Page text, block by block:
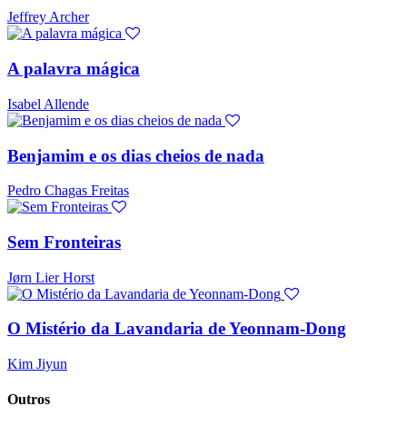
Jeffrey Archer
A palavra mágica
Isabel Allende
Benjamim e os dias cheios de nada
Pedro Chagas Freitas
Sem Fronteiras
Jørn Lier Horst
O Mistério da Lavandaria de Yeonnam-Dong
Kim Jiyun
Outros